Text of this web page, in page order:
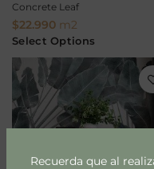
Recuerda que al
Concrete Leaf
$22.990 m2
Select Options